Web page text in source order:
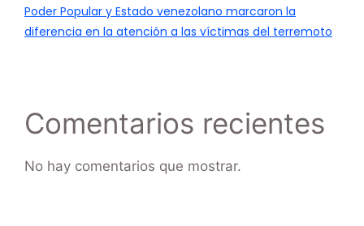
Poder Popular y Estado venezolano marcaron la
diferencia en la atención a las víctimas del terremoto
Comentarios recientes
No hay comentarios que mostrar.